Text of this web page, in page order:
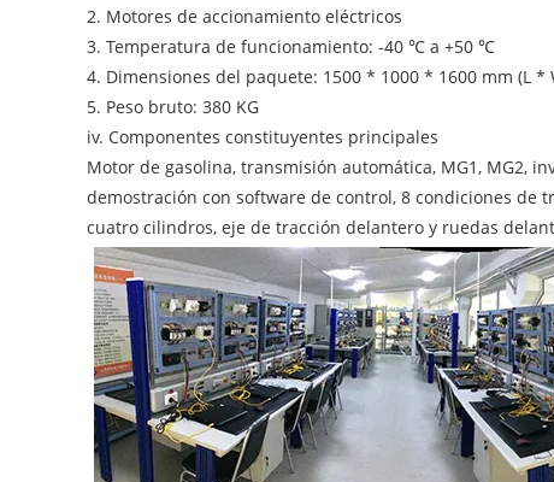
2. Motores de accionamiento eléctricos
3. Temperatura de funcionamiento: -40 ℃ a +50 ℃
4. Dimensiones del paquete: 1500 * 1000 * 1600 mm (L *
5. Peso bruto: 380 KG
iv. Componentes constituyentes principales
Motor de gasolina, transmisión automática, MG1, MG2,
demostración con software de control, 8 condiciones de
cuatro cilindros, eje de tracción delantero y ruedas